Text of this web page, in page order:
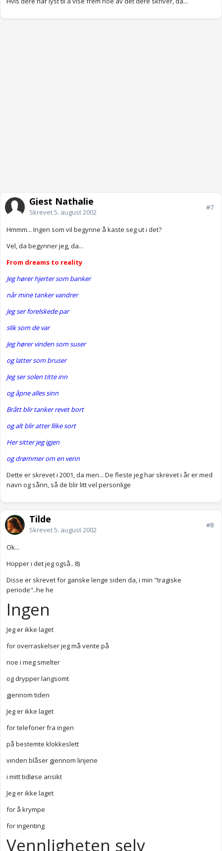
Gjest Nathalie
Skrevet5. august 2002
#7
Hmmm... Ingen som vil begynne å kaste seg ut i det?
Vel, da begynner jeg, da...
From dreams to reality
Jeg hører hjerter som banker
når mine tanker vandrer
Jeg ser forelskede par
slik som de var
Jeg hører vinden som suser
og latter som bruser
Jeg ser solen titte inn
og åpne alles sinn
Brått blir tanker revet bort
og alt blir atter llike sort
Her sitter jeg igjen
og drømmer om en venn
Dette er skrevet i 2001, da men... De fleste jeg har skrevet i år er med
navn og sånn, så de blir litt vel personlige
Tilde
Skrevet5. august 2002
#8
Ok...
Hopper i det jeg også.. 8)
Disse er skrevet for ganske lenge siden da, i min "tragiske
periode"..he he
Ingen
Jeg er ikke laget
for overraskelser jeg må vente på
noe i meg smelter
og drypper langsomt
gjennom tiden
Jeg er ikke laget
for telefoner fra ingen
på bestemte klokkeslett
vinden blåser gjennom linjene
i mitt tidløse ansikt
Jeg er ikke laget
for å krympe
for ingenting
Vennligheten selv